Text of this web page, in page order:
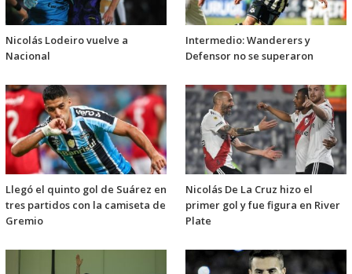
Nicolás Lodeiro vuelve a
Nacional
Intermedio: Wanderers y
Defensor no se superaron
Llegó el quinto gol de Suárez en
tres partidos con la camiseta de
Gremio
Nicolás De La Cruz hizo el
primer gol y fue figura en River
Plate